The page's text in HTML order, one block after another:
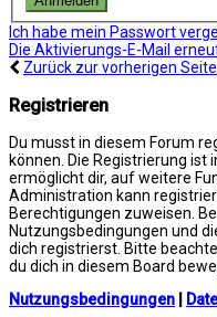
Ich habe mein Passwort
Die Aktivierungs-E-Mail
Zurück zur vorherigen Seite
Registrieren
Du musst in diesem Forum
können. Die Registrierung ist
ermöglicht dir, auf weitere
Administration kann
Berechtigungen zuweisen.
Nutzungsbedingungen und
dich registrierst. Bitte
du dich in diesem Board
Nutzungsbedingungen